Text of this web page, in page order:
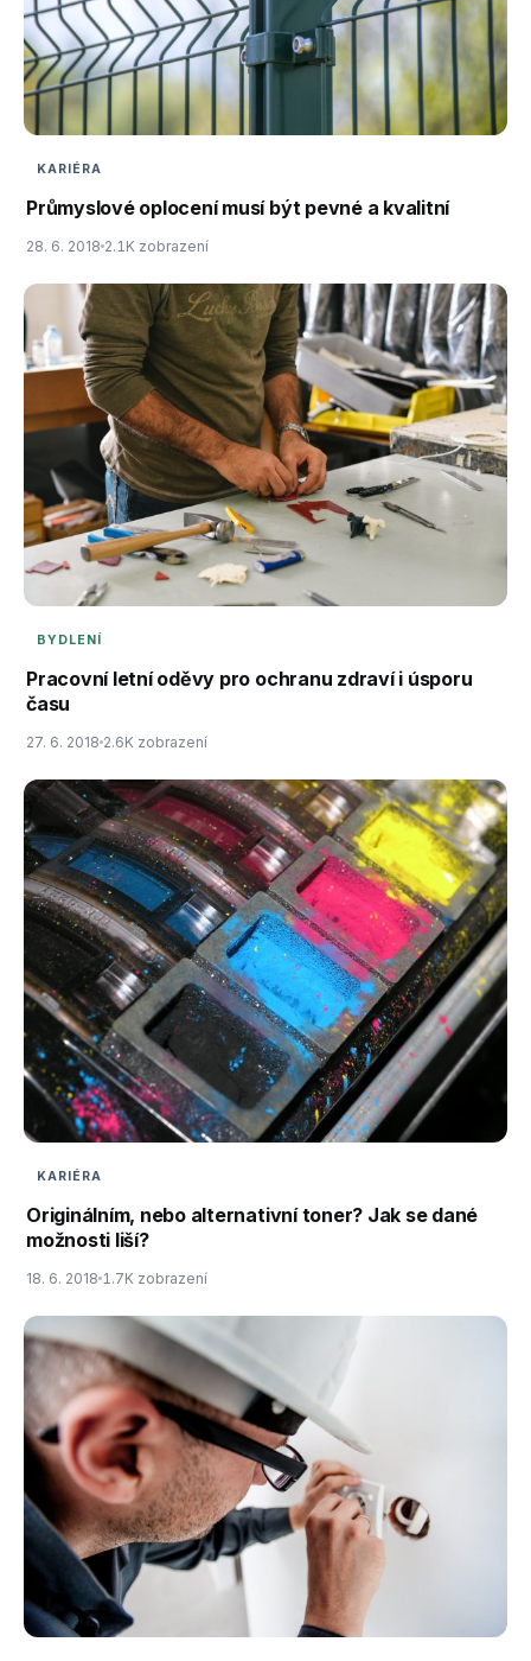
KARIÉRA
Průmyslové oplocení musí být pevné a kvalitní
28. 6. 2018 2.1K zobrazení
BYDLENÍ
Pracovní letní oděvy pro ochranu zdraví i úsporu
času
27. 6. 2018 2.6K zobrazení
KARIÉRA
Originálním, nebo alternativní toner? Jak se dané
možnosti liší?
18. 6. 2018 1.7K zobrazení